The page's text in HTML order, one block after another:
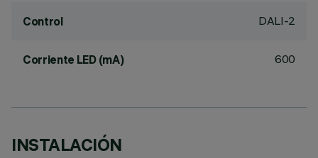
Control DALI-2
Corriente LED (mA) 600
INSTALACIÓN